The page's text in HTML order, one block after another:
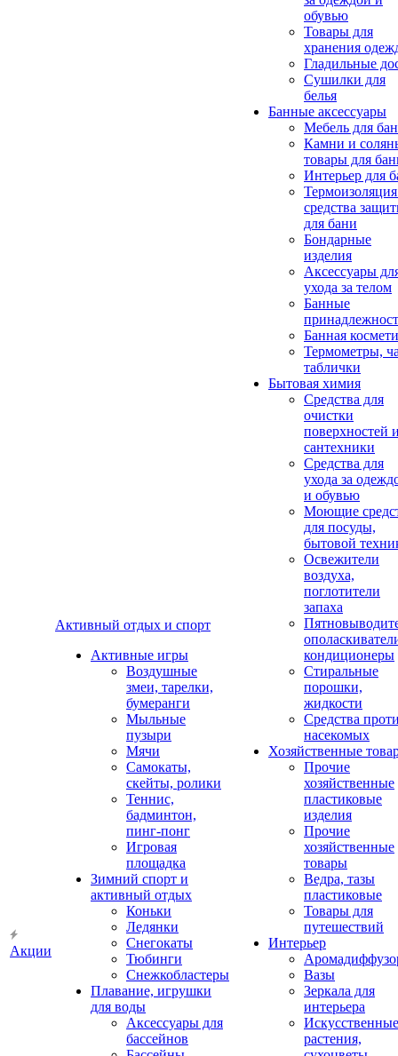
Акции
Активный отдых и спорт
Активные игры
Воздушные
змеи, тарелки,
бумеранги
Мыльные
пузыри
Мячи
Самокаты,
скейты, ролики
Теннис,
бадминтон,
пинг-понг
Игровая
площадка
Зимний спорт и
активный отдых
Коньки
Ледянки
Снегокаты
Тюбинги
Снежкобластеры
Плавание, игрушки
для воды
Аксессуары для
бассейнов
обувью
Товары для
хранения
Гладильные
Сушилки для
белья
Банные аксессуары
Мебель для
Камни и
товары для
Интерьер для
средства
для бани
Бондарные
изделия
Аксеcсуары
ухода за телом
Банные
Банная
Термометры,
таблички
Бытовая химия
Средства для
очистки
поверхностей
сантехники
Средства для
ухода за
и обувью
Моющие
для посуды,
бытовой
Освежители
воздуха,
поглотители
запаха
кондиционеры
Стиральные
порошки,
жидкости
Средства
насекомых
Хозяйственные
Прочие
хозяйственные
пластиковые
изделия
Прочие
хозяйственные
товары
Ведра, тазы
пластиковые
Товары для
путешествий
Интерьер
Вазы
Зеркала для
интерьера
Искусственные
растения,